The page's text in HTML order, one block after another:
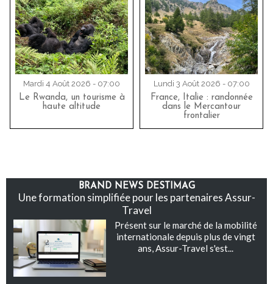
Mardi 4 Août 2026 - 07:00
Le Rwanda, un tourisme à
haute altitude
Lundi 3 Août 2026 - 07:00
France, Italie : randonnée
dans le Mercantour
frontalier
BRAND NEWS DESTIMAG
Une formation simplifiée pour les partenaires Assur-
Travel
Présent sur le marché de la mobilité
internationale depuis plus de vingt
ans, Assur-Travel s'est...